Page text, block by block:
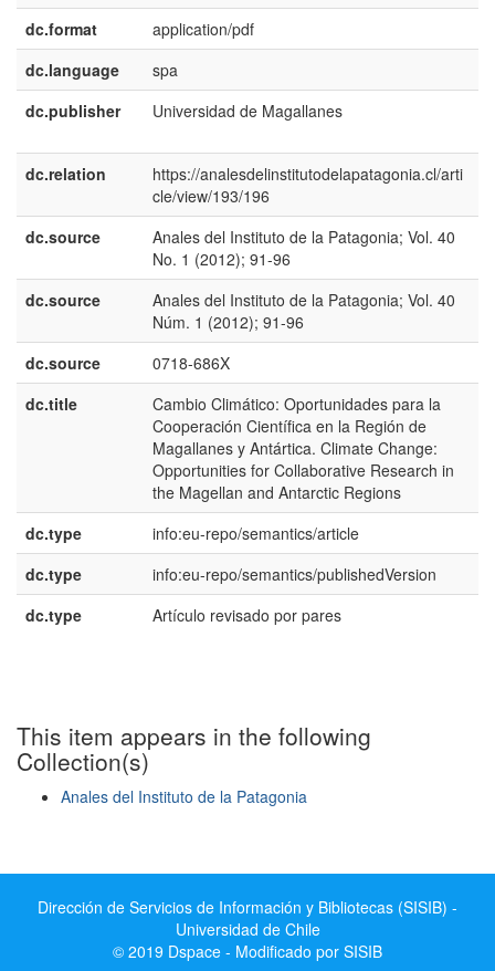
dc.format
application/pdf
dc.language
spa
dc.publisher
Universidad de Magallanes
dc.relation
https://analesdelinstitutodelapatagonia.cl/arti
cle/view/193/196
dc.source
Anales del Instituto de la Patagonia; Vol. 40
No. 1 (2012); 91-96
dc.source
Anales del Instituto de la Patagonia; Vol. 40
Núm. 1 (2012); 91-96
dc.source
0718-686X
dc.title
Cambio Climático: Oportunidades para la
Cooperación Científica en la Región de
Magallanes y Antártica. Climate Change:
Opportunities for Collaborative Research in
the Magellan and Antarctic Regions
dc.type
info:eu-repo/semantics/article
dc.type
info:eu-repo/semantics/publishedVersion
dc.type
Artículo revisado por pares
This item appears in the following
Collection(s)
Anales del Instituto de la Patagonia
Dirección de Servicios de Información y Bibliotecas (SISIB) -
Universidad de Chile
© 2019 Dspace - Modificado por SISIB